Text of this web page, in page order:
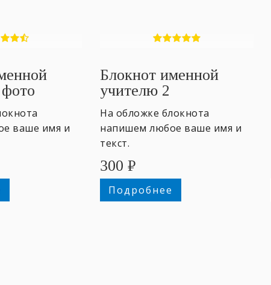
ваше имя и
Блокнот именной
учителю 2
На обложке блокнота
напишем любое ваше имя и
текст.
300 ₽
Подробнее